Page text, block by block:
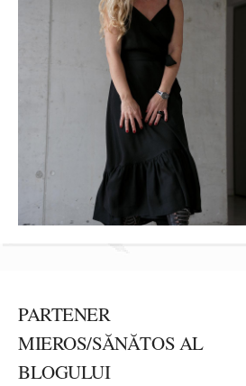
PARTENER
MIEROS/SĂNĂTOS AL
BLOGULUI